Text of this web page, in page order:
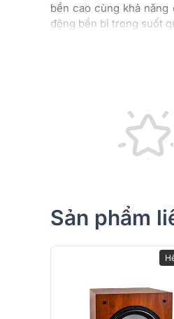
bền cao cùng khả năng
động bền bỉ trong suốt
- Hoạt động ở mức
những trải nghiệm âm
- Loa sub JBL LSR
Sản phẩm